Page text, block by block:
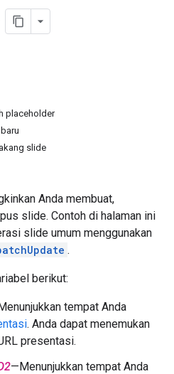
placeholder
slide
Anda membuat,
slide. Contoh di halaman ini
slide umum menggunakan
.
berikut:
tempat Anda
. Anda dapat menemukan
presentasi.
—Menunjukkan tempat Anda